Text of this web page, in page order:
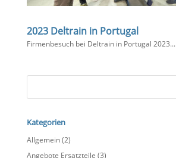
2023 Deltrain in Portugal
Firmenbesuch bei Deltrain in Portugal 2023​...
Kategorien
Allgemein(2)
Angebote Ersatzteile (3)